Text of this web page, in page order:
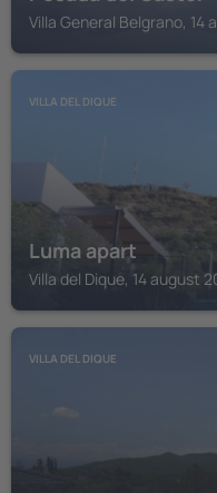
Villa General Belgrano, 14
VILLA DEL DIQUE
Luma apart
Villa del Dique, 14 august
VILLA DEL DIQUE